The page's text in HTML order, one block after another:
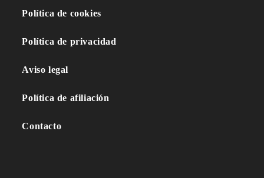
Política de cookies
Política de privacidad
Aviso legal
Política de afiliación
Contacto